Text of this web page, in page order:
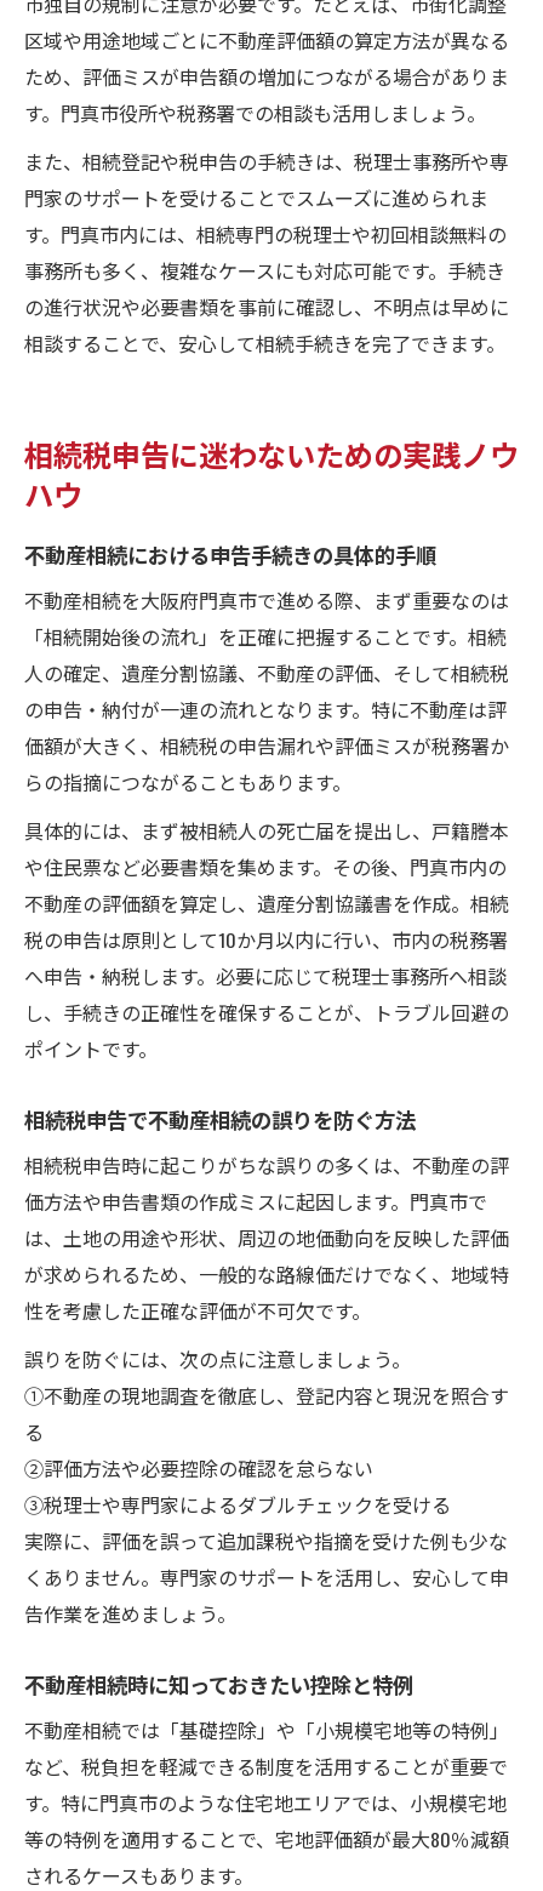
区域や用途地域ごとに不動産評価額の算定方法が異なる
ため、評価ミスが申告額の増加につながる場合がありま
す。門真市役所や税務署での相談も活用しましょう。
また、相続登記や税申告の手続きは、税理士事務所や専
門家のサポートを受けることでスムーズに進められま
す。門真市内には、相続専門の税理士や初回相談無料の
事務所も多く、複雑なケースにも対応可能です。手続き
の進行状況や必要書類を事前に確認し、不明点は早めに
相談することで、安心して相続手続きを完了できます。
相続税申告に迷わないための実践ノウ
ハウ
不動産相続における申告手続きの具体的手順
不動産相続を大阪府門真市で進める際、まず重要なのは
「相続開始後の流れ」を正確に把握することです。相続
人の確定、遺産分割協議、不動産の評価、そして相続税
の申告・納付が一連の流れとなります。特に不動産は評
価額が大きく、相続税の申告漏れや評価ミスが税務署か
らの指摘につながることもあります。
具体的には、まず被相続人の死亡届を提出し、戸籍謄本
や住民票など必要書類を集めます。その後、門真市内の
不動産の評価額を算定し、遺産分割協議書を作成。相続
税の申告は原則として10か月以内に行い、市内の税務署
へ申告・納税します。必要に応じて税理士事務所へ相談
し、手続きの正確性を確保することが、トラブル回避の
ポイントです。
相続税申告で不動産相続の誤りを防ぐ方法
相続税申告時に起こりがちな誤りの多くは、不動産の評
価方法や申告書類の作成ミスに起因します。門真市で
は、土地の用途や形状、周辺の地価動向を反映した評価
が求められるため、一般的な路線価だけでなく、地域特
性を考慮した正確な評価が不可欠です。
誤りを防ぐには、次の点に注意しましょう。
①不動産の現地調査を徹底し、登記内容と現況を照合す
る
②評価方法や必要控除の確認を怠らない
③税理士や専門家によるダブルチェックを受ける
実際に、評価を誤って追加課税や指摘を受けた例も少な
くありません。専門家のサポートを活用し、安心して申
告作業を進めましょう。
不動産相続時に知っておきたい控除と特例
不動産相続では「基礎控除」や「小規模宅地等の特例」
など、税負担を軽減できる制度を活用することが重要で
す。特に門真市のような住宅地エリアでは、小規模宅地
等の特例を適用することで、宅地評価額が最大80％減額
されるケースもあります。